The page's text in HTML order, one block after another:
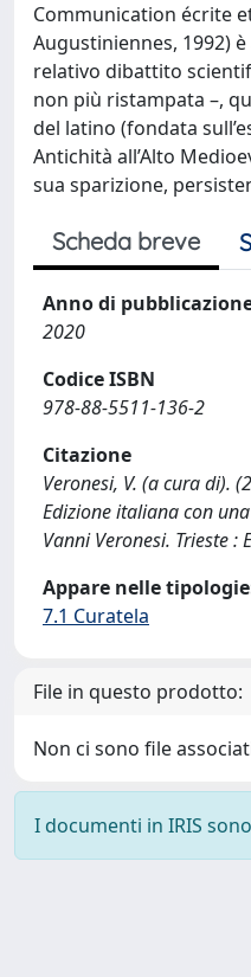
Communication écrite
Augustiniennes, 1992)
relativo dibattito
non più ristampata –,
del latino (fondata
Antichità all’Alto
sua sparizione,
Scheda breve
Anno di
2020
Codice ISBN
978-88-5511-136-2
Citazione
Veronesi, V. (a cura di).
Edizione italiana con
Vanni Veronesi. Trieste :
Appare nelle
7.1 Curatela
File in questo prodotto:
Non ci sono file
I documenti in IRIS